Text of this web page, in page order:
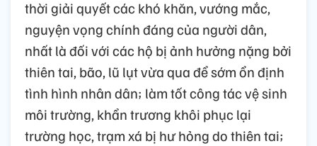
thời giải quyết các khó khăn, vướng mắc,
nguyện vọng chính đáng của người dân,
nhất là đối với các hộ bị ảnh hưởng nặng bởi
thiên tai, bão, lũ lụt vừa qua để sớm ổn định
tình hình nhân dân; làm tốt công tác vệ sinh
môi trường, khẩn trương khôi phục lại
trường học, trạm xá bị hư hỏng do thiên tai;